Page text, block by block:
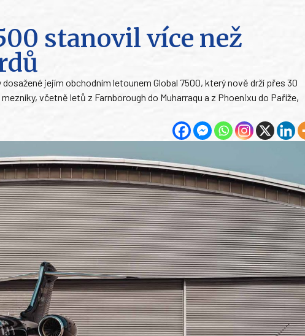
stanovil více než
jejím obchodním letounem Global 7500, který nově drží přes 30
včetně letů z Farnborough do Muharraqu a z Phoenixu do Paříže,